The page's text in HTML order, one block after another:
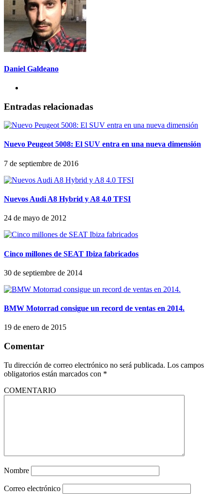
Daniel Galdeano
Entradas relacionadas
Nuevo Peugeot 5008: El SUV entra en una nueva dimensión
7 de septiembre de 2016
Nuevos Audi A8 Hybrid y A8 4.0 TFSI
24 de mayo de 2012
Cinco millones de SEAT Ibiza fabricados
30 de septiembre de 2014
BMW Motorrad consigue un record de ventas en 2014.
19 de enero de 2015
Comentar
Tu dirección de correo electrónico no será publicada. Los campos
obligatorios están marcados con *
COMENTARIO
Nombre
Correo electrónico